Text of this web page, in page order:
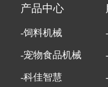
产品中心
-饲料机械
-宠物食品机械
-科佳智慧